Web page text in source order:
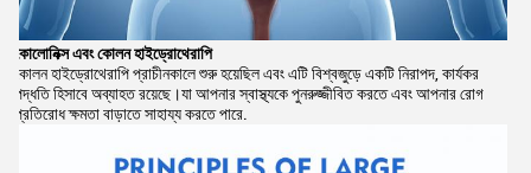
কোলোনিক্স এবং কোলন হাইড্রোথেরাপি
কোলন হাইড্রোথেরাপি প্রাচীনকালে শুরু হয়েছিল এবং এটি বিশ্বজুড়ে একটি নিরাপদ, কার্যকর
পদ্ধতি হিসাবে অব্যাহত রয়েছে।যা আপনার স্বাস্থ্যকে পুনরুজ্জীবিত করতে এবং আপনার রোগ
প্রতিরোধ ক্ষমতা বাড়াতে সাহায্য করতে পারে.